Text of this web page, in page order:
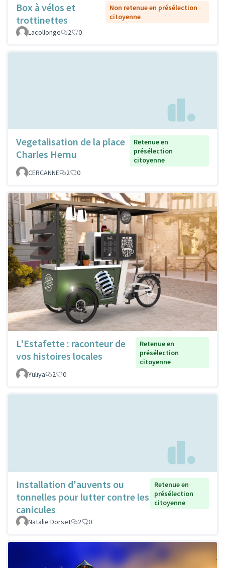
Box à vélos et
trottinettes
Non retenue en présélection
citoyenne
Lacollonge
2 0
Vegetalisation de la place
Charles Hernu
Retenue en
présélection
citoyenne
CERCANNE
2 0
L'Estafette : raconteur de
vos histoires locales
Retenue en
présélection
citoyenne
Yuliya
2 0
Installation d'auvents ou
tonnelles pour lutter contre les
canicules
Retenue en
présélection
citoyenne
Natalie Dorset 2 0